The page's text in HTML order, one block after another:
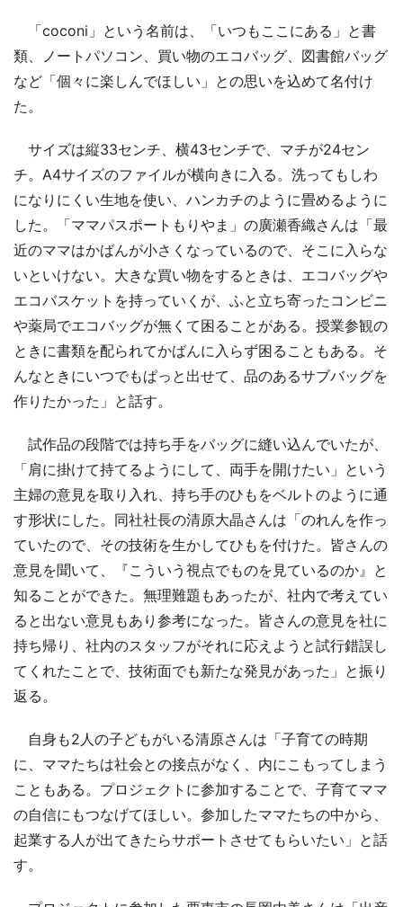
「coconi」という名前は、「いつもここにある」と書
類、ノートパソコン、買い物のエコバッグ、図書館バッグ
など「個々に楽しんでほしい」との思いを込めて名付け
た。
サイズは縦33センチ、横43センチで、マチが24セン
チ。A4サイズのファイルが横向きに入る。洗ってもしわ
になりにくい生地を使い、ハンカチのように畳めるように
した。「ママパスポートもりやま」の廣瀬香織さんは「最
近のママはかばんが小さくなっているので、そこに入らな
いといけない。大きな買い物をするときは、エコバッグや
エコバスケットを持っていくが、ふと立ち寄ったコンビニ
や薬局でエコバッグが無くて困ることがある。授業参観の
ときに書類を配られてかばんに入らず困ることもある。そ
んなときにいつでもぱっと出せて、品のあるサブバッグを
作りたかった」と話す。
試作品の段階では持ち手をバッグに縫い込んでいたが、
「肩に掛けて持てるようにして、両手を開けたい」という
主婦の意見を取り入れ、持ち手のひもをベルトのように通
す形状にした。同社社長の清原大晶さんは「のれんを作っ
ていたので、その技術を生かしてひもを付けた。皆さんの
意見を聞いて、『こういう視点でものを見ているのか』と
知ることができた。無理難題もあったが、社内で考えてい
ると出ない意見もあり参考になった。皆さんの意見を社に
持ち帰り、社内のスタッフがそれに応えようと試行錯誤し
てくれたことで、技術面でも新たな発見があった」と振り
返る。
自身も2人の子どもがいる清原さんは「子育ての時期
に、ママたちは社会との接点がなく、内にこもってしまう
こともある。プロジェクトに参加することで、子育てママ
の自信にもつなげてほしい。参加したママたちの中から、
起業する人が出てきたらサポートさせてもらいたい」と話
す。